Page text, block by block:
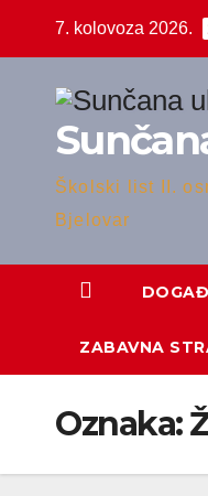
7. kolovoza 2026.
Školski list II.
Bjelovar
ZABAVNA
Oznaka: